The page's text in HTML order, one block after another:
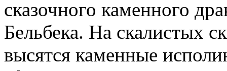
сказочного каменного
Бельбека. На скалистых
высятся каменные